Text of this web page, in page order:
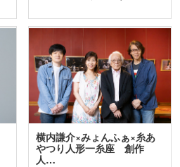
横内謙介×みょんふぁ×糸あ
やつり人形一糸座 創作
人…